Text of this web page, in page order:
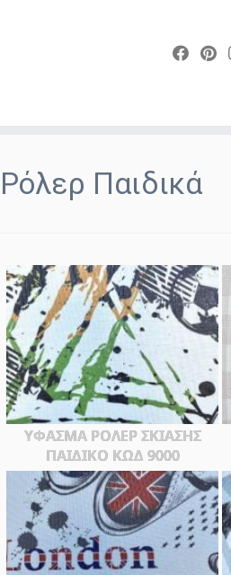
content
Ρόλερ Παιδικά
ΥΦΑΣΜΑ ΡΟΛΕΡ ΣΚΙΑΣΗΣ
ΠΑΙΔΙΚΟ ΚΩΔ 9000